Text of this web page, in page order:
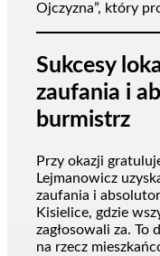
Ojczyzna”, który
Sukcesy
zaufania i
burmistrz
Przy okazji
Lejmanowicz
zaufania i
Kisielice, gdzie
zagłosowali za. To
na rzecz